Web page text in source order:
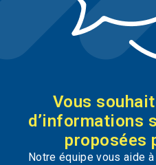
Vous
d’informations
proposées
Notre équipe vous aide